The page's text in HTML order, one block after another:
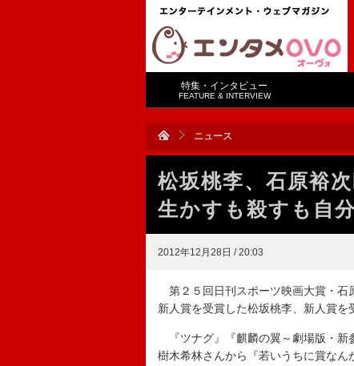
特集・インタビュー
FEATURE & INTERVIEW
ニュース
松坂桃李、石原裕
生かすも殺すも自分
2012年12月28日 / 20:03
第２５回日刊スポーツ映画大賞・石
新人賞を受賞した松坂桃李、新人賞を
『ツナグ』『麒麟の翼～劇場版・新
樹木希林さんから『若いうちに賞な